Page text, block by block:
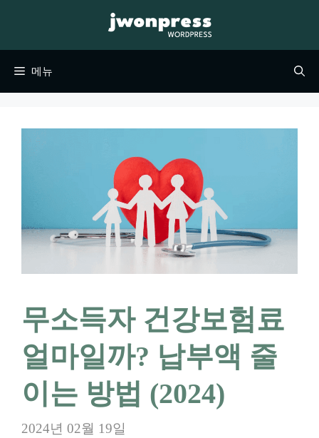
메뉴
무소득자 건강보험료
얼마일까? 납부액 줄
이는 방법 (2024)
2024년 02월 19일